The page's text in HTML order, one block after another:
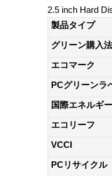
2.5 inch Hard
製品タイプ
グリーン購入法
エコマーク
PCグリーンラ
国際エネルギ
エコリーフ
VCCI
PCリサイクル